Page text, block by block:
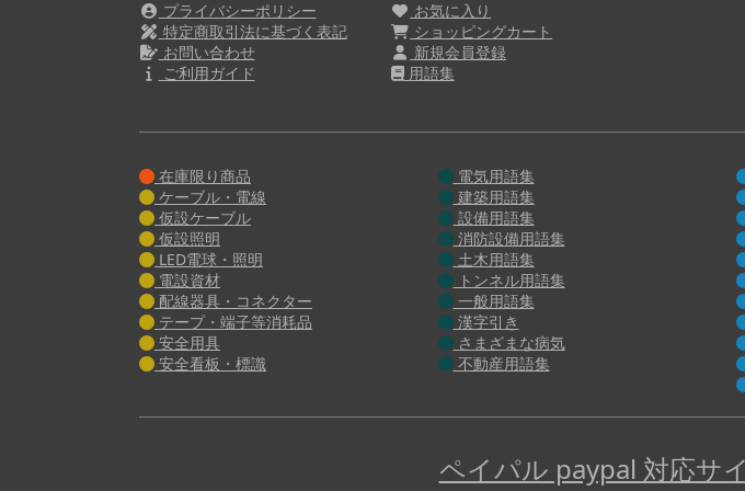
プライバシーポリシー
特定商取引法に基づく表記
お問い合わせ
ご利用ガイド
お気に入り
ショッピングカート
新規会員登録
用語集
在庫限り商品
ケーブル・電線
仮設ケーブル
仮設照明
LED電球・照明
電設資材
配線器具・コネクター
テープ・端子等消耗品
安全用具
安全看板・標識
電気用語集
建築用語集
設備用語集
消防設備用語集
土木用語集
トンネル用語集
一般用語集
漢字引き
さまざまな病気
不動産用語集
ペイパル paypal 対応サ